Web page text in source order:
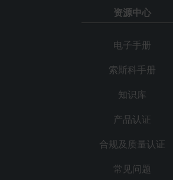
资源中心
电子手册
索斯科手册
知识库
产品认证
合规及质量认证
常见问题